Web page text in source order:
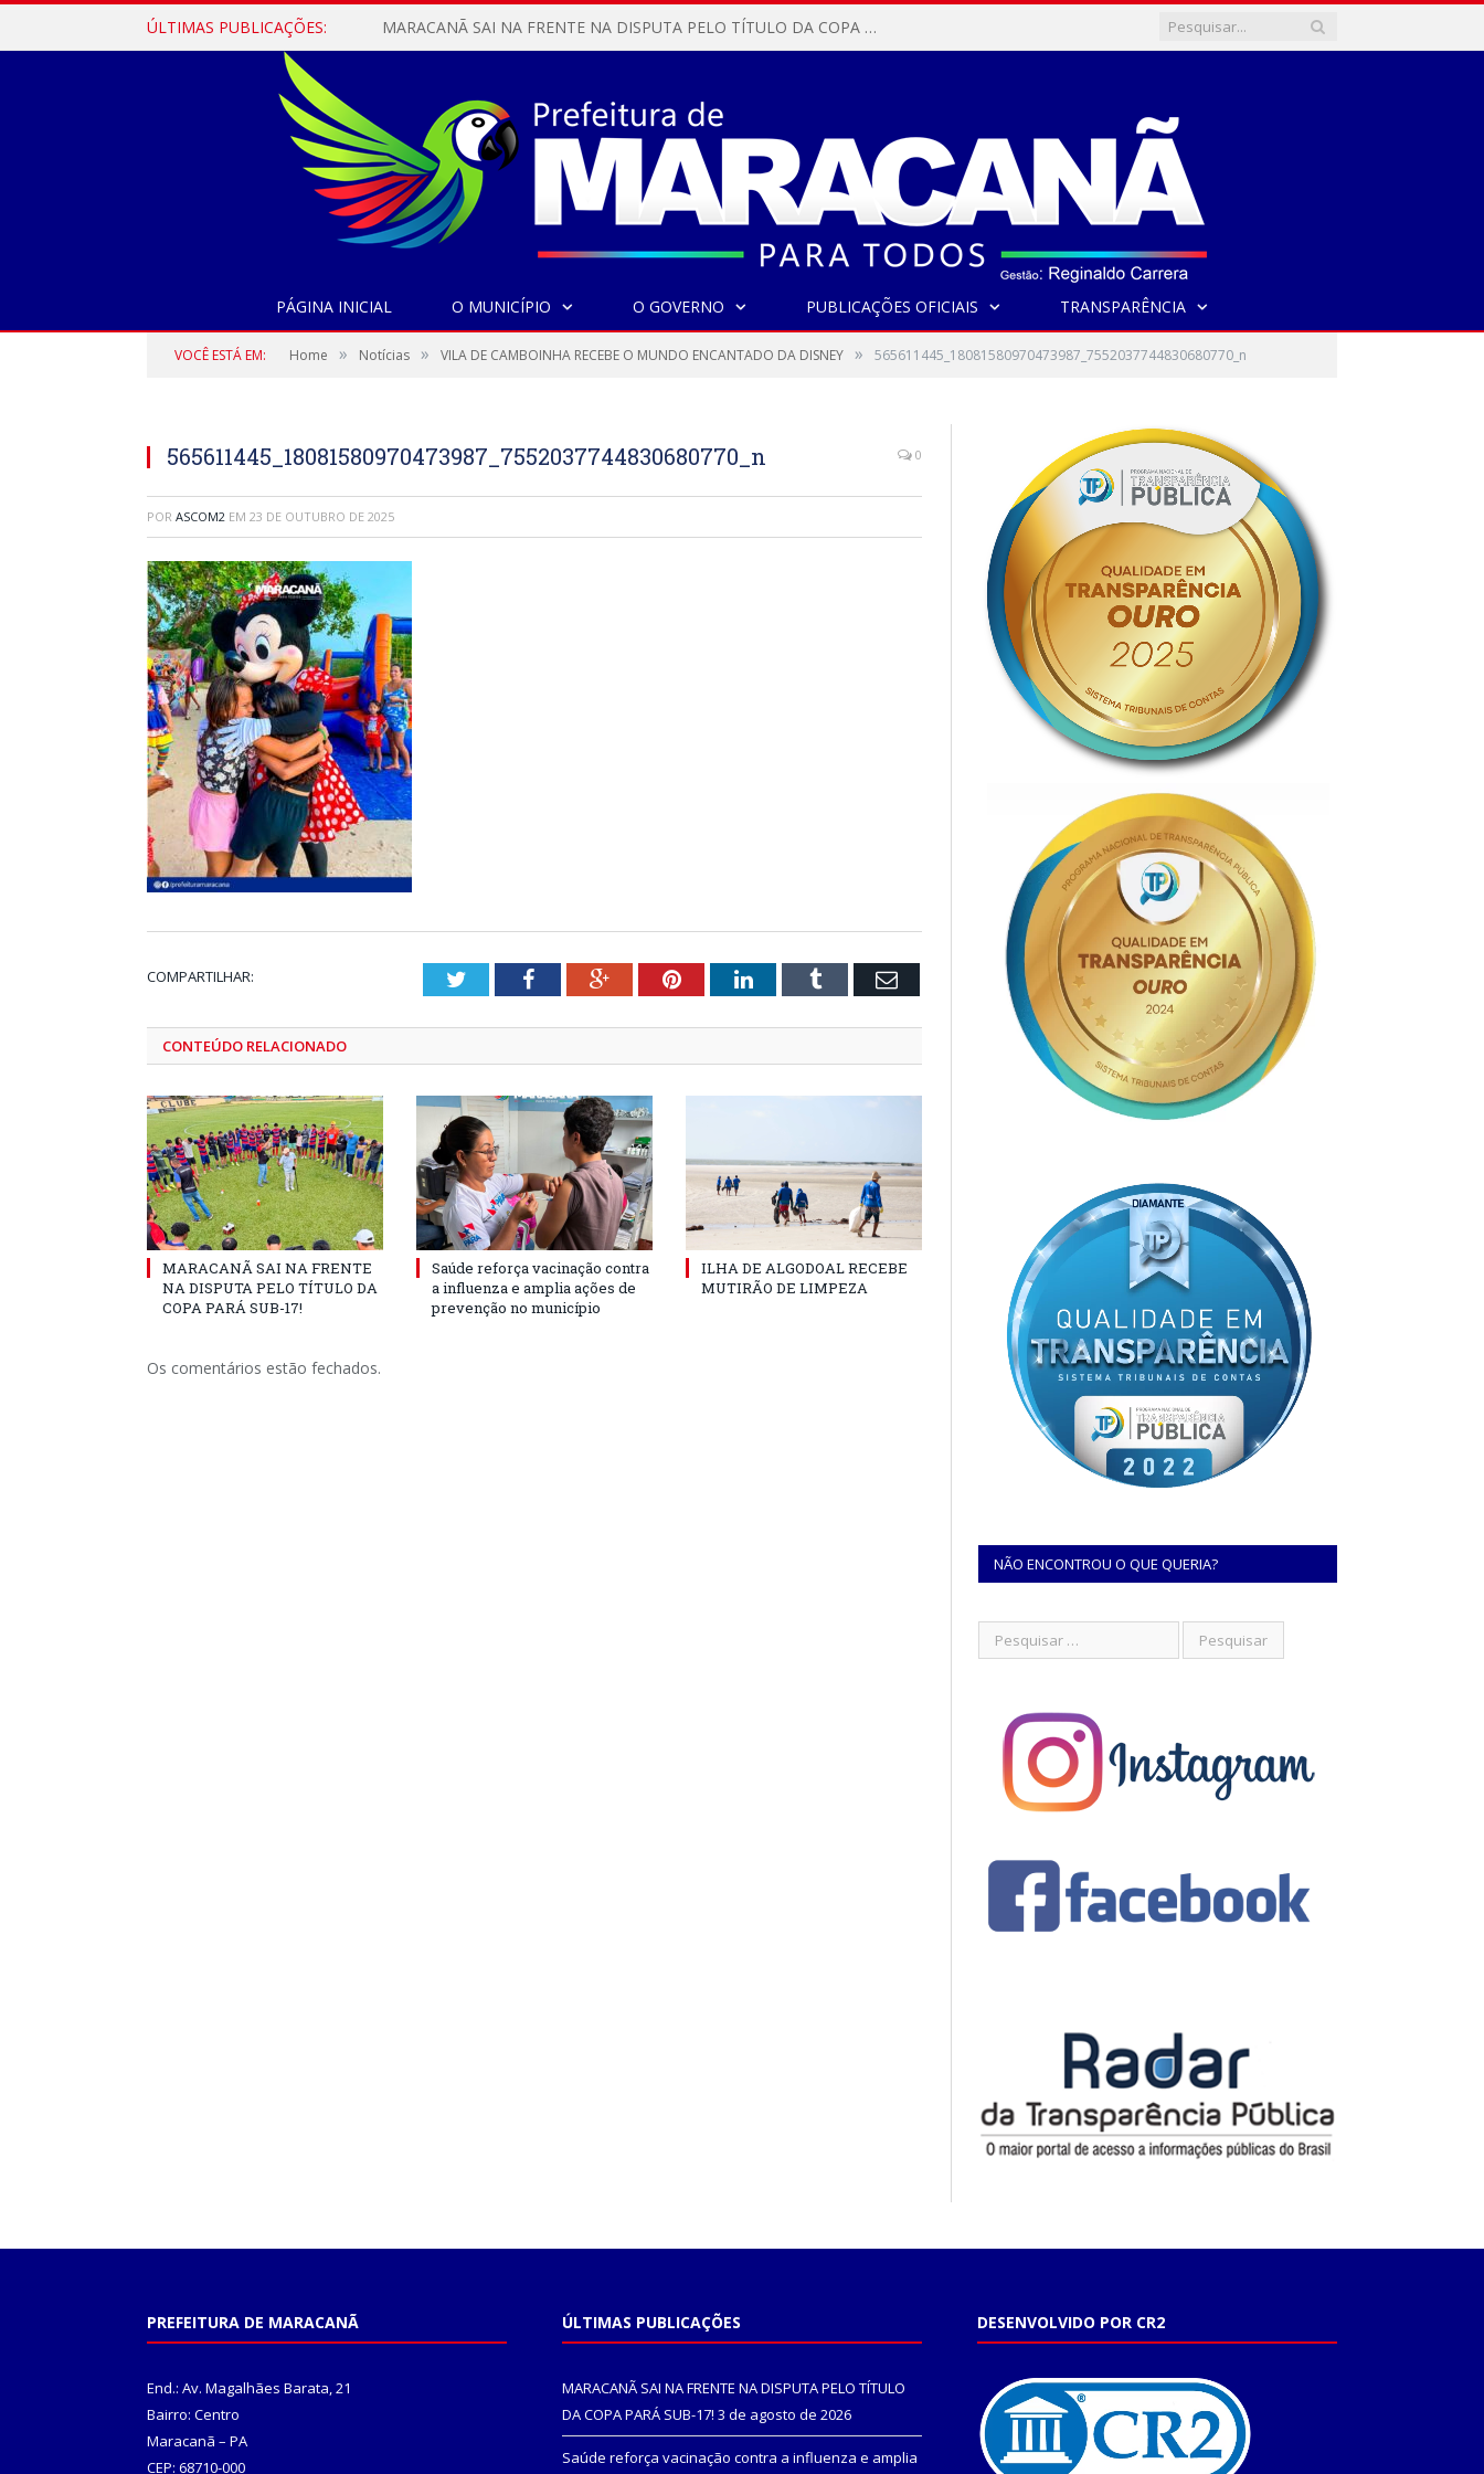
ÚLTIMAS PUBLICAÇÕES: MARACANÃ SAI NA FRENTE NA DISPUTA PELO TÍTULO DA COPA PARÁ SUB-17!
PÁGINA INICIAL O MUNICÍPIO O GOVERNO PUBLICAÇÕES OFICIAIS TRANSPARÊNCIA
VOCÊ ESTÁ EM: Home » Notícias » VILA DE CAMBOINHA RECEBE O MUNDO ENCANTADO DA DISNEY » 565611445_18081580970473987_7552037744830680770_n
565611445_18081580970473987_7552037744830680770_n 0
POR ASCOM2 EM 23 DE OUTUBRO DE 2025
COMPARTILHAR: TwitterFacebookGoogle+PinterestLinkedInTumblr Email
CONTEÚDO RELACIONADO
MARACANÃ SAI NA FRENTE
NA DISPUTA PELO TÍTULO DA
COPA PARÁ SUB-17!
Saúde reforça vacinação contra
a influenza e amplia ações de
prevenção no município
ILHA DE ALGODOAL RECEBE
MUTIRÃO DE LIMPEZA
Os comentários estão fechados.
NÃO ENCONTROU O QUE QUERIA?
PREFEITURA DE MARACANÃ
End.: Av. Magalhães Barata, 21
Bairro: Centro
Maracanã – PA
CEP: 68710-000
ÚLTIMAS PUBLICAÇÕES
MARACANÃ SAI NA FRENTE NA DISPUTA PELO TÍTULO
DA COPA PARÁ SUB-17! 3 de agosto de 2026
Saúde reforça vacinação contra a influenza e amplia
DESENVOLVIDO POR CR2